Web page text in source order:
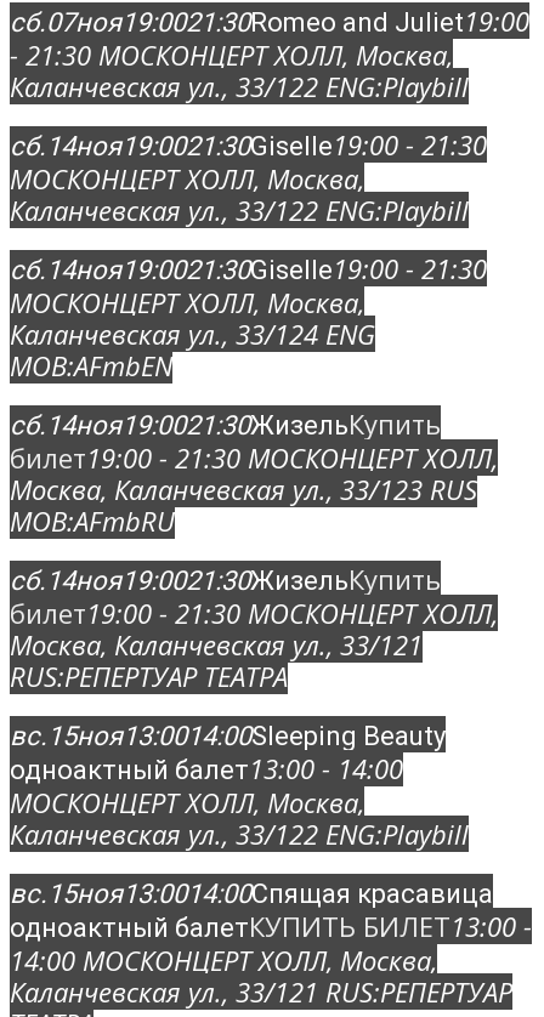
сб.07ноя19:0021:30Romeo and Juliet19:00
- 21:30 МОСКОНЦЕРТ ХОЛЛ, Москва,
Каланчевская ул., 33/122 ENG:Playbill
сб. 14ноя19:0021:30Giselle19:00 - 21:30
МОСКОНЦЕРТ ХОЛЛ, Москва,
Каланчевская ул., 33/122 ENG:Playbill
сб. 14ноя19:0021:30Giselle19:00 - 21:30
МОСКОНЦЕРТ ХОЛЛ, Москва,
Каланчевская ул., 33/124 ENG
MOB:AFmbEN
сб. 14ноя19:0021:30ЖизельКупить
билет19:00 - 21:30 МОСКОНЦЕРТ ХОЛЛ,
Москва, Каланчевская ул., 33/123 RUS
MOB:AFmbRU
сб. 14ноя19:0021:30ЖизельКупить
билет19:00 - 21:30 МОСКОНЦЕРТ ХОЛЛ,
Москва, Каланчевская ул., 33/121
RUS:РЕПЕРТУАР ТЕАТРА
вс. 15ноя13:0014:00Sleeping Beauty
одноактный балет13:00 - 14:00
МОСКОНЦЕРТ ХОЛЛ, Москва,
Каланчевская ул., 33/122 ENG:Playbill
вс. 15ноя13:0014:00Спящая красавица
одноактный балетКУПИТЬ БИЛЕТ13:00 -
14:00 МОСКОНЦЕРТ ХОЛЛ, Москва,
Каланчевская ул., 33/121 RUS:РЕПЕРТУАР